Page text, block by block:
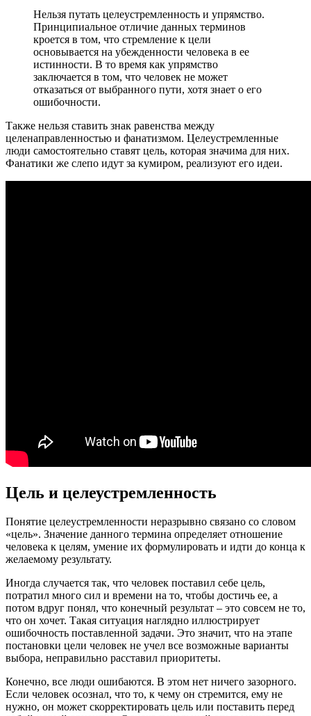
Нельзя путать целеустремленность и упрямство.
Принципиальное отличие данных терминов
кроется в том, что стремление к цели
основывается на убежденности человека в ее
истинности. В то время как упрямство
заключается в том, что человек не может
отказаться от выбранного пути, хотя знает о его
ошибочности.
Также нельзя ставить знак равенства между
целенаправленностью и фанатизмом. Целеустремленные
люди самостоятельно ставят цель, которая значима для них.
Фанатики же слепо идут за кумиром, реализуют его идеи.
Цель и целеустремленность
Понятие целеустремленности неразрывно связано со словом
«цель». Значение данного термина определяет отношение
человека к целям, умение их формулировать и идти до конца к
желаемому результату.
Иногда случается так, что человек поставил себе цель,
потратил много сил и времени на то, чтобы достичь ее, а
потом вдруг понял, что конечный результат – это совсем не то,
что он хочет. Такая ситуация наглядно иллюстрирует
ошибочность поставленной задачи. Это значит, что на этапе
постановки цели человек не учел все возможные варианты
выбора, неправильно расставил приоритеты.
Конечно, все люди ошибаются. В этом нет ничего зазорного.
Если человек осознал, что то, к чему он стремится, ему не
нужно, он может скорректировать цель или поставить перед